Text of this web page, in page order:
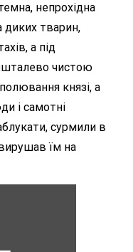
непрохідна
диких тварин,
а під
чистою
князі, а
і самотні
сурмили в
їм на